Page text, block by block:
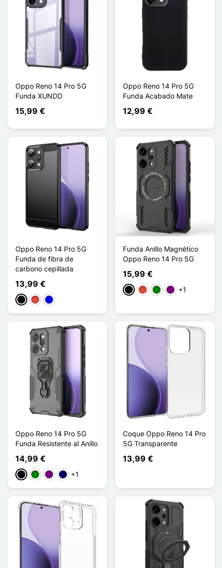
Oppo Reno 14 Pro 5G
Funda XUNDD
15,99 €
Oppo Reno 14 Pro 5G
Funda Acabado Mate
12,99 €
Oppo Reno 14 Pro 5G
Funda de fibra de
carbono cepillada
13,99 €
NegroRojoAzul
Funda Anillo Magnético
Oppo Reno 14 Pro 5G
15,99 €
NegroRojoVerdePúrpura
+1
Oppo Reno 14 Pro 5G
Funda Resistente al Anillo
14,99 €
NegroVerdePúrpuraAzul marino
+1
Coque Oppo Reno 14 Pro
5G Transparente
13,99 €